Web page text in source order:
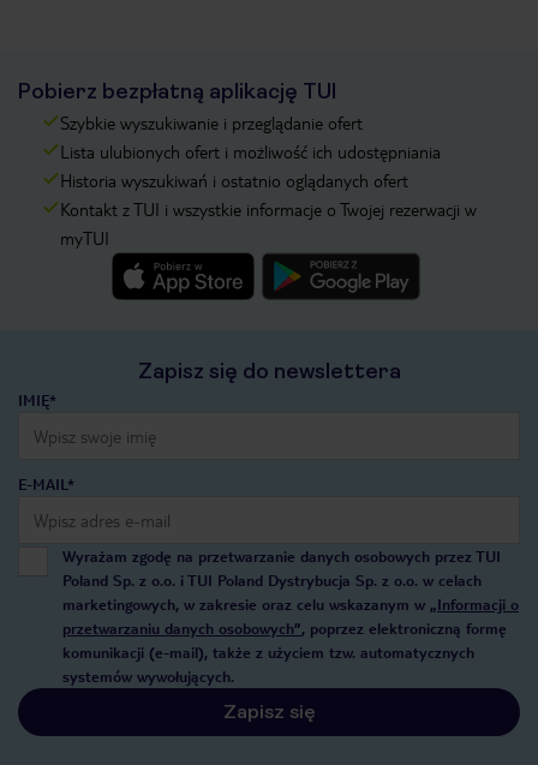
Pobierz bezpłatną aplikację TUI
Szybkie wyszukiwanie i przeglądanie ofert
Lista ulubionych ofert i możliwość ich udostępniania
Historia wyszukiwań i ostatnio oglądanych ofert
Kontakt z TUI i wszystkie informacje o Twojej rezerwacji w
myTUI
Zapisz się do newslettera
IMIĘ*
E-MAIL*
Wyrażam zgodę na przetwarzanie danych osobowych przez TUI
Poland Sp. z o.o. i TUI Poland Dystrybucja Sp. z o.o. w celach
marketingowych, w zakresie oraz celu wskazanym w „Informacji o
przetwarzaniu danych osobowych”, poprzez elektroniczną formę
komunikacji (e-mail), także z użyciem tzw. automatycznych
systemów wywołujących.
Zapisz się